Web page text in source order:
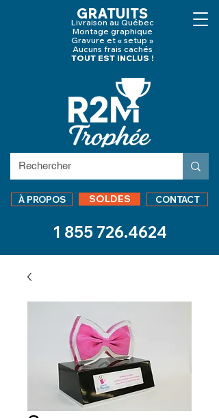
GRATUITS
Livraison au Québec
Montage graphique
Gravure et « setup »
Aucuns frais cachés
TOUT EST INCLUS !
À PROPOS SOLDES CONTACT
1 855 726.4624